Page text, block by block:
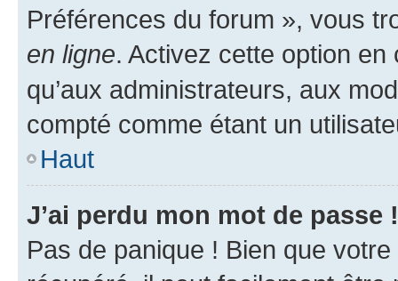
Préférences du forum », vous
en ligne. Activez cette option
qu’aux administrateurs, aux
compté comme étant un
Haut
J’ai perdu mon mot de passe !
Pas de panique ! Bien que